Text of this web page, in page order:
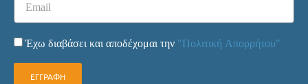
Έχω διαβάσει και αποδέχομαι την "Πολιτική Απορρήτου"
ΕΓΓΡΑΦΗ